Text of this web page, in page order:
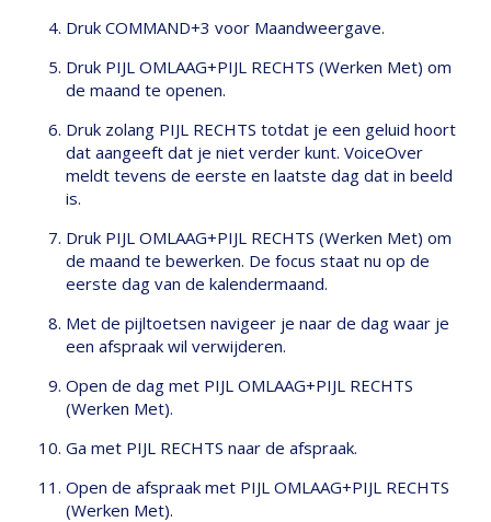
Druk COMMAND+3 voor Maandweergave.
Druk PIJL OMLAAG+PIJL RECHTS (Werken Met) om
de maand te openen.
Druk zolang PIJL RECHTS totdat je een geluid hoort
dat aangeeft dat je niet verder kunt. VoiceOver
meldt tevens de eerste en laatste dag dat in beeld
is.
Druk PIJL OMLAAG+PIJL RECHTS (Werken Met) om
de maand te bewerken. De focus staat nu op de
eerste dag van de kalendermaand.
Met de pijltoetsen navigeer je naar de dag waar je
een afspraak wil verwijderen.
Open de dag met PIJL OMLAAG+PIJL RECHTS
(Werken Met).
Ga met PIJL RECHTS naar de afspraak.
Open de afspraak met PIJL OMLAAG+PIJL RECHTS
(Werken Met).